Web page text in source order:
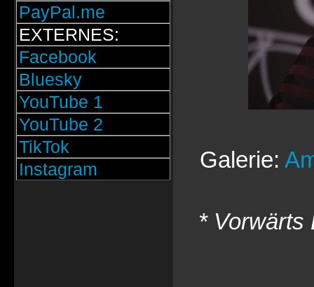
PayPal.me
EXTERNES:
Facebook
Bluesky
YouTube 1
YouTube 2
TikTok
Instagram
Galerie:
* Vorwärts